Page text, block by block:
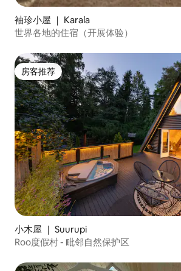
袖珍小屋 ｜ Karala
世界各地的住宿（开展体验）
房客推荐
房客推荐
小木屋 ｜ Suurupi
Roo度假村 - 毗邻自然保护区